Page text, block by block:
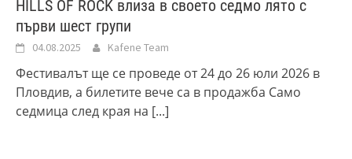
HILLS OF ROCK влиза в своето седмо лято с
първи шест групи
04.08.2025 Kafene Team
Фестивалът ще се проведе от 24 до 26 юли 2026 в
Пловдив, а билетите вече са в продажба Само
седмица след края на [...]